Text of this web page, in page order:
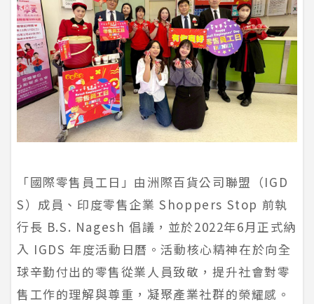
「國際零售員工日」由洲際百貨公司聯盟（IGD
S）成員、印度零售企業 Shoppers Stop 前執
行長 B.S. Nagesh 倡議，並於2022年6月正式納
入 IGDS 年度活動日曆。活動核心精神在於向全
球辛勤付出的零售從業人員致敬，提升社會對零
售工作的理解與尊重，凝聚產業社群的榮耀感。